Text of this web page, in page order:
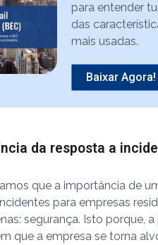
para entender
das
mais usadas.
Baixar Agora!
da resposta a
que a importância de
para empresas
segurança. Isto porque,
que a empresa se torna